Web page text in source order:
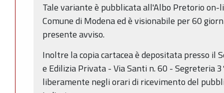
Tale variante è pubblicata all'Albo Pretorio
Comune di Modena ed è visionabile per 60
presente avviso.
Inoltre la copia cartacea è depositata presso il
e Edilizia Privata - Via Santi n. 60 - Segreteria
liberamente negli orari di ricevimento del